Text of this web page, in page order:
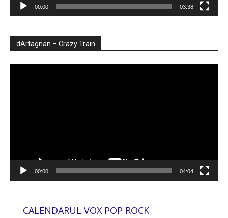
00:00 03:38
dArtagnan – Crazy Train
00:00 04:04
CALENDARUL VOX POP ROCK